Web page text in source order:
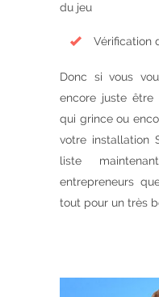
du jeu
Vérification
Donc si vous
encore juste
qui grince ou
votre installation
liste
entrepreneurs
tout pour un très